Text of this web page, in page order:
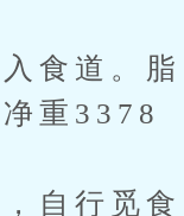
食道。脂
重3378
自行觅食